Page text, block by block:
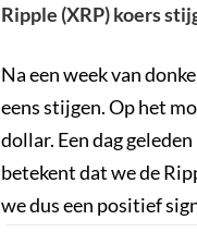
Ripple (XRP) koers
Na een week van
eens stijgen. Op het
dollar. Een dag
betekent dat we de
we dus een positief